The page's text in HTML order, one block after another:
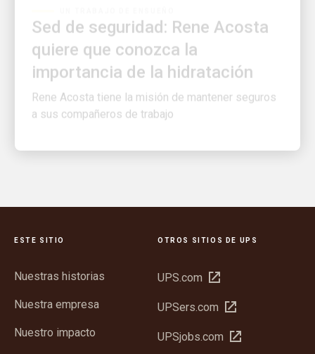
quiere que conozca la
importancia de la hidratación
Rene Acosta tiene la misión de mantener seguros
a sus compañeros de trabajo
ESTE SITIO
Nuestras historias
Nuestra empresa
Nuestro impacto
OTROS SITIOS DE UPS
UPS.com Abrir
una
nueva
UPSers.com Abrir
una
UPSjobs.com Abrir